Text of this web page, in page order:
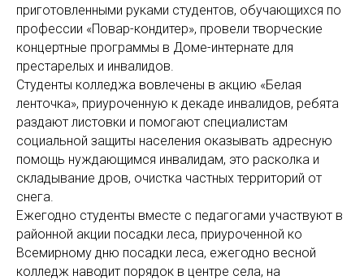
приготовленными руками студентов, обучающихся по
профессии «Повар-кондитер», провели творческие
концертные программы в Доме-интернате для
престарелых и инвалидов.
Студенты колледжа вовлечены в акцию «Белая
ленточка», приуроченную к декаде инвалидов, ребята
раздают листовки и помогают специалистам
социальной защиты населения оказывать адресную
помощь нуждающимся инвалидам, это расколка и
складывание дров, очистка частных территорий от
снега.
Ежегодно студенты вместе с педагогами участвуют в
районной акции посадки леса, приуроченной ко
Всемирному дню посадки леса, ежегодно весной
колледж наводит порядок в центре села, на